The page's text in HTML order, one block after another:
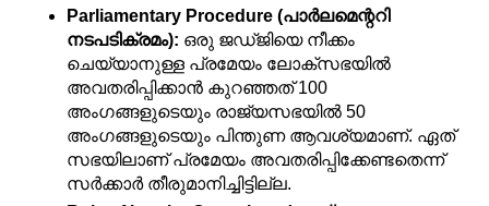
Parliamentary Procedure (പാർലമെന്ററി
നടപടിക്രമം): ഒരു ജഡ്ജിയെ നീക്കം
ചെയ്യാനുള്ള പ്രമേയം ലോക്സഭയിൽ
അവതരിപ്പിക്കാൻ കുറഞ്ഞത് 100
അംഗങ്ങളുടെയും രാജ്യസഭയിൽ 50
അംഗങ്ങളുടെയും പിന്തുണ ആവശ്യമാണ്. ഏത്
സഭയിലാണ് പ്രമേയം അവതരിപ്പിക്കേണ്ടതെന്ന്
സർക്കാർ തീരുമാനിച്ചിട്ടില്ല.